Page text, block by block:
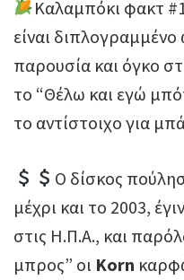
Καλαμπόκι φακτ
είναι
παρουσία και όγκο
το “Θέλω και εγώ
το αντίστοιχο για
Ο δίσκος
μέχρι και το 2003,
στις Η.Π.Α., και
μπρος” οι Korn